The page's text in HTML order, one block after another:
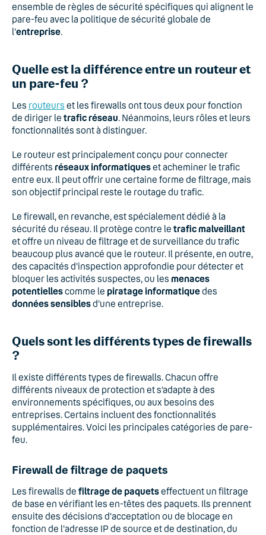
ensemble de règles de sécurité spécifiques qui alignent le
pare-feu avec la politique de sécurité globale de
l'entreprise.
Quelle est la différence entre un routeur et
un pare-feu ?
Les routeurs et les firewalls ont tous deux pour fonction
de diriger le trafic réseau. Néanmoins, leurs rôles et leurs
fonctionnalités sont à distinguer.
Le routeur est principalement conçu pour connecter
différents réseaux informatiqueset acheminer le trafic
entre eux. Il peut offrir une certaine forme de filtrage, mais
son objectif principal reste le routage du trafic.
Le firewall, en revanche, est spécialement dédié à la
sécurité du réseau. Il protège contre le trafic malveillant
et offre un niveau de filtrage et de surveillance du trafic
beaucoup plus avancé que le routeur. Il présente, en outre,
des capacités d'inspection approfondie pour détecter et
bloquer les activités suspectes, ou les menaces
potentiellescomme le piratage informatiquedes
données sensiblesd'une entreprise.
Quels sont les différents types de firewalls
?
Il existe différents types de firewalls. Chacun offre
différents niveaux de protection et s’adapte à des
environnements spécifiques, ou aux besoins des
entreprises. Certains incluent des fonctionnalités
supplémentaires. Voici les principales catégories de pare-
feu.
Firewall de filtrage de paquets
Les firewalls de filtrage de paquetseffectuent un filtrage
de base en vérifiant les en-têtes des paquets. Ils prennent
ensuite des décisions d'acceptation ou de blocage en
fonction de l'adresse IP de source et de destination, du